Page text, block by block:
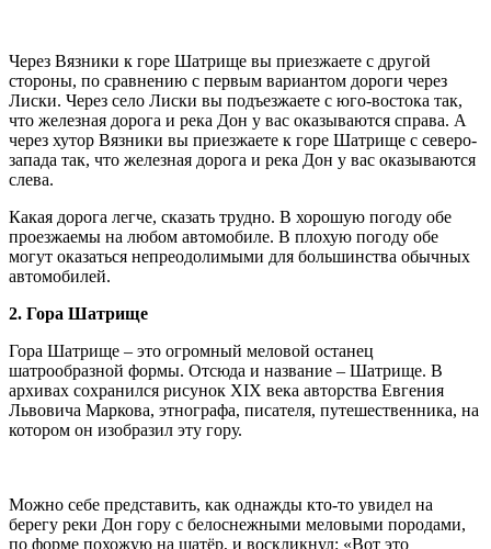
Через Вязники к горе Шатрище вы приезжаете с другой
стороны, по сравнению с первым вариантом дороги через
Лиски. Через село Лиски вы подъезжаете с юго-востока так,
что железная дорога и река Дон у вас оказываются справа. А
через хутор Вязники вы приезжаете к горе Шатрище с северо-
запада так, что железная дорога и река Дон у вас оказываются
слева.
Какая дорога легче, сказать трудно. В хорошую погоду обе
проезжаемы на любом автомобиле. В плохую погоду обе
могут оказаться непреодолимыми для большинства обычных
автомобилей.
2. Гора Шатрище
Гора Шатрище – это огромный меловой останец
шатрообразной формы. Отсюда и название – Шатрище. В
архивах сохранился рисунок ХIХ века авторства Евгения
Львовича Маркова, этнографа, писателя, путешественника, на
котором он изобразил эту гору.
Можно себе представить, как однажды кто-то увидел на
берегу реки Дон гору с белоснежными меловыми породами,
по форме похожую на шатёр, и воскликнул: «Вот это